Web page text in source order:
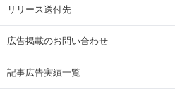
リリース送付先
広告掲載のお問い合わせ
記事広告実績一覧